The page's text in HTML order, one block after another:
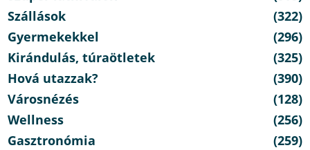
Szállások
(322)
Gyermekekkel
(296)
Kirándulás, túraötletek
(325)
Hová utazzak?
(390)
Városnézés
(128)
Wellness
(256)
Gasztronómia
(259)